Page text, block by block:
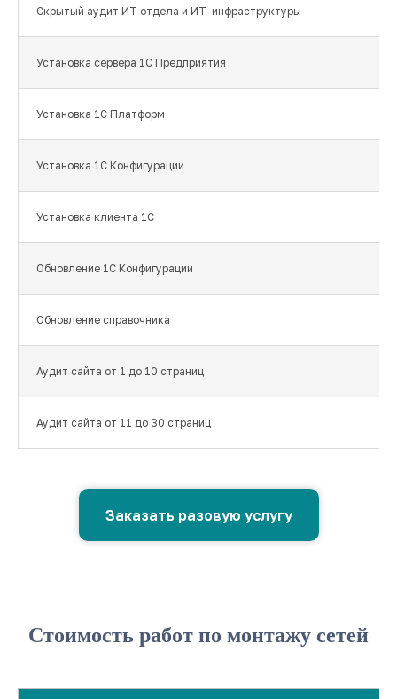
Скрытый аудит ИТ отдела и ИТ-инфраструктуры
Установка сервера 1С Предприятия
Установка 1С Платформ
Установка 1С Конфигурации
Установка клиента 1С
Обновление 1С Конфигурации
Обновление справочника
Аудит сайта от 1 до 10 страниц
Аудит сайта от 11 до 30 страниц
Заказать разовую услугу
Стоимость работ по монтажу сетей